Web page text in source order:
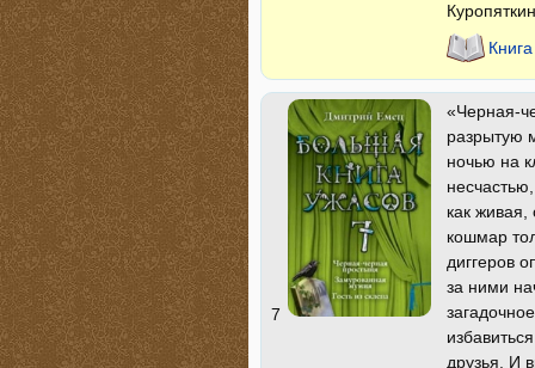
7
«Черная-
разрытую
ночью на
как живая,
кошмар
диггеров
за ними
друзья. И